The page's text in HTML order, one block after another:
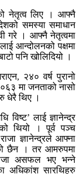
नेतृत्व लिए । आफ्नै
देशको समस्या समाधान
गरे । आफ्नै नेतृत्वमा
आन्दोलनको पक्षमा
पनि खोलिदियो ।
२४० वर्ष पुरानो
मा जनताको नासो
धेरै थिए ।
विष्ट’ लाई ज्ञानेन्द्र
थियो । पूर्व पञ्च
ज्ञानेन्द्रले आफ्ना
छैन । तर आमरुपमा
असफल भए भन्ने
अधिकांश सारथिहरु